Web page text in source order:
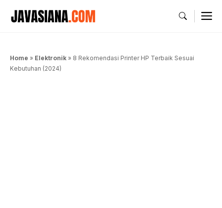
Home » Elektronik » 8 Rekomendasi Printer HP Terbaik Sesuai
Kebutuhan (2024)